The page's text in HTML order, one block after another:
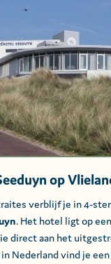
op
verblijf je in 4-
. Het hotel ligt op
direct aan het
in Nederland vind je